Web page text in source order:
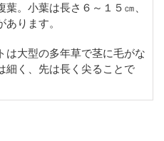
葉。小葉は長さ６～１５㎝、
ります。
は大型の多年草で茎に毛がな
細く、先は長く尖ることで